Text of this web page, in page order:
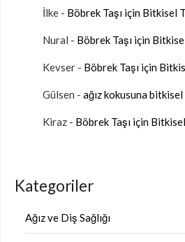
İlke - Böbrek Taşı için Bitkisel
Nural - Böbrek Taşı için
Kevser - Böbrek Taşı için
Gülsen - ağız kokusuna
Kiraz - Böbrek Taşı için
Kategoriler
Ağız ve Diş Sağlığı